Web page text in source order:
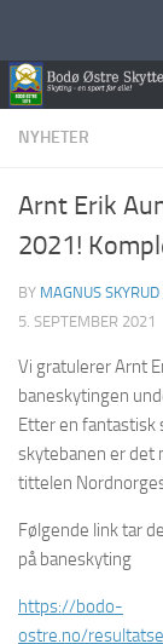
NYHETER
Arnt Erik
2021!
BY MAGNUS SKYRUD
5. SEPTEMBER 2021
Vi gratulerer Arnt
baneskytingen
Etter en fantastisk
skytebanen er det
tittelen
Følgende link tar
på baneskyting
https://bodo-
ostre.no/